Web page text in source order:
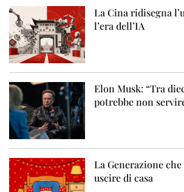
La Cina ridisegna
l’era dell’IA
Elon Musk: “Tra
potrebbe non
La Generazione
uscire di casa